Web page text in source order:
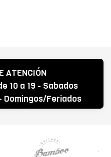
ATENCIÓN
10 a 19 - Sabados
Domingos/Feriados